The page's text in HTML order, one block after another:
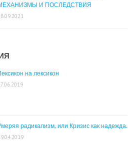
И ПОСЛЕДСТВИЯ
на лексикон
радикализм, или Кризис как надежда.